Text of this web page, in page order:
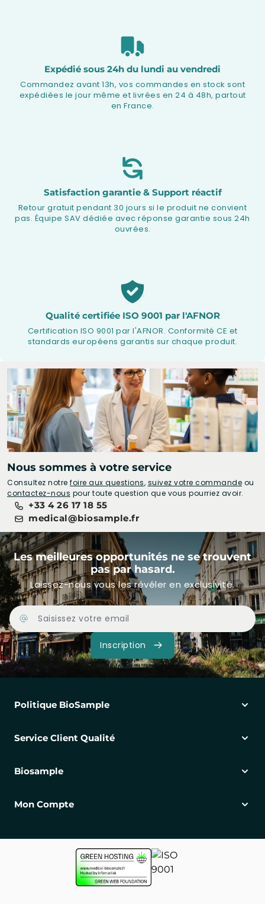
Expédié sous 24h du lundi au vendredi
Commandez avant 13h, vos commandes en stock sont
expédiées le jour même et livrées en 24 à 48h, partout
en France.
Satisfaction garantie & Support réactif
Retour gratuit pendant 30 jours si le produit ne convient
pas. Équipe SAV dédiée avec réponse garantie sous 24h
ouvrées.
Qualité certifiée ISO 9001 par l'AFNOR
Certification ISO 9001 par l'AFNOR. Conformité CE et
standards européens garantis sur chaque produit.
Nous sommes à votre service
Consultez notre foire aux questions, suivez votre commande ou
contactez-nous pour toute question que vous pourriez avoir.
+33 4 26 17 18 55
medical@biosample.fr
Les meilleures opportunités ne se trouvent
pas par hasard.
Laissez-nous vous les révéler en exclusivité.
Adresse Email
Inscription
Politique BioSample
Service Client Qualité
Biosample
Mon Compte